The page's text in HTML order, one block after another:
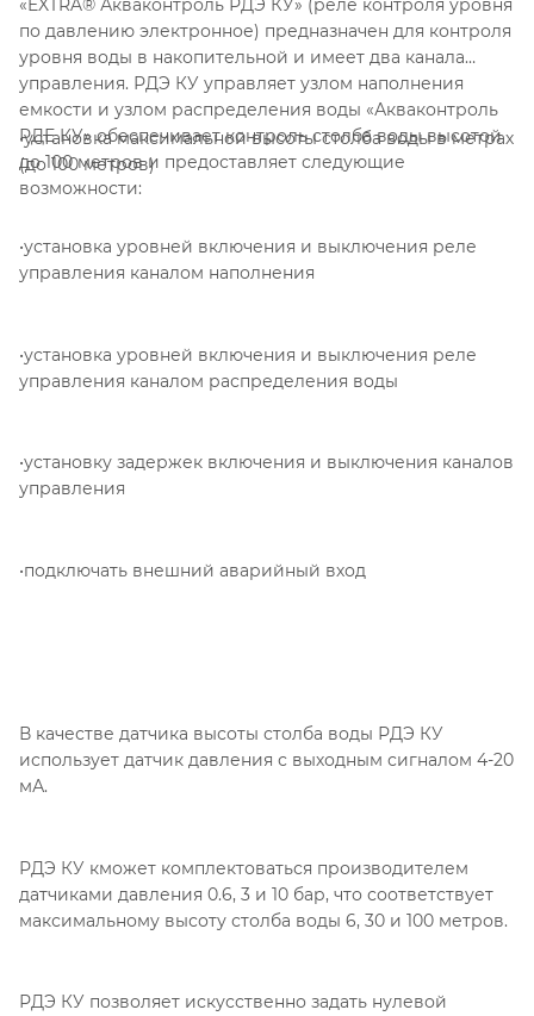
«EXTRA® Акваконтроль РДЭ КУ» (реле контроля уровня
по давлению электронное) предназначен для контроля
уровня воды в накопительной и имеет два канала
управления. РДЭ КУ управляет узлом наполнения
емкости и узлом распределения воды «Акваконтроль
РДЕ КУ» обеспечивает контроль столба воды высотой
до 100 метров и предоставляет следующие
возможности:
•установка максимальной высоты столба воды в метрах
(до 100 метров)
•установка уровней включения и выключения реле
управления каналом наполнения
•установка уровней включения и выключения реле
управления каналом распределения воды
•установку задержек включения и выключения каналов
управления
•подключать внешний аварийный вход
В качестве датчика высоты столба воды РДЭ КУ
использует датчик давления с выходным сигналом 4-20
мА.
РДЭ КУ кможет комплектоваться производителем
датчиками давления 0.6, 3 и 10 бар, что соответствует
максимальному высоту столба воды 6, 30 и 100 метров.
РДЭ КУ позволяет искусственно задать нулевой